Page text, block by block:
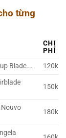
từng
CHI
PHÍ
Blade….
120k
150k
180k